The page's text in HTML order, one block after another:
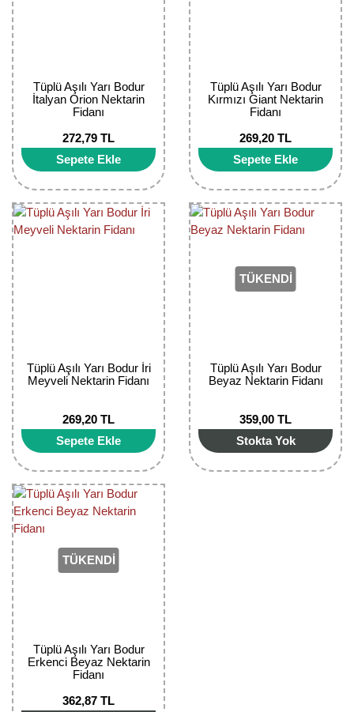
Tüplü Aşılı Yarı Bodur
İtalyan Orion Nektarin
Fidanı
272,79 TL
Sepete Ekle
Tüplü Aşılı Yarı Bodur
Kırmızı Giant Nektarin
Fidanı
269,20 TL
Sepete Ekle
Tüplü Aşılı Yarı Bodur İri
Meyveli Nektarin Fidanı
269,20 TL
Sepete Ekle
TÜKENDİ
Tüplü Aşılı Yarı Bodur
Beyaz Nektarin Fidanı
359,00 TL
Stokta Yok
TÜKENDİ
Tüplü Aşılı Yarı Bodur
Erkenci Beyaz Nektarin
Fidanı
362,87 TL